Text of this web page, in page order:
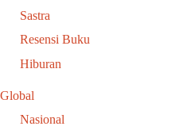
Sastra
Resensi Buku
Hiburan
Global
Nasional